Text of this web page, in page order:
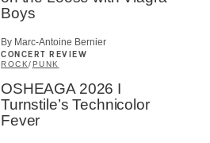
Boys
By Marc-Antoine Bernier
CONCERT REVIEW
ROCK/PUNK
OSHEAGA 2026 I
Turnstile’s Technicolor
Fever